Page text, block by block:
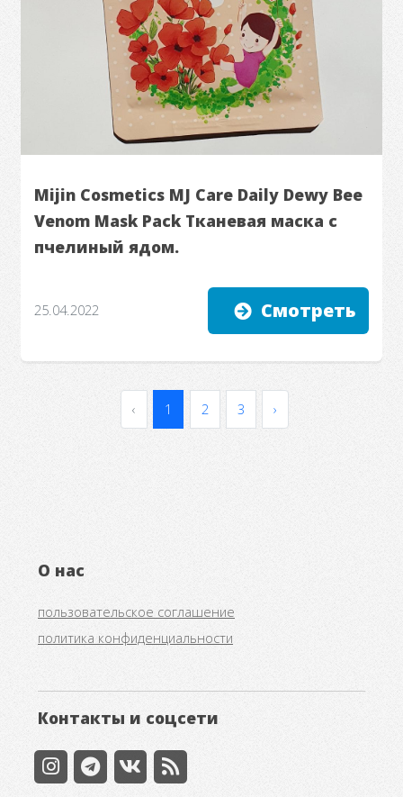
Mijin Cosmetics MJ Care Daily Dewy Bee
Venom Mask Pack Тканевая маска с
пчелиный ядом.
25.04.2022 Смотреть
‹ 1 2 3 ›
О нас
пользовательское соглашение
политика конфиденциальности
Контакты и соцсети